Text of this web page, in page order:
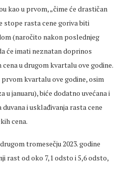
kao u prvom, „čime će drastičan
stope rasta cene goriva biti
(naročito nakon poslednjeg
će imati neznatan doprinos
u drugom kvartalu ove godine.
prvom kvartalu ove godine, osim
u januaru), biće dodatno uvećana i
i usklađivanja rasta cene
cena.
tromesečju 2023. godine
rast od oko 7,1 odsto i 5,6 odsto,